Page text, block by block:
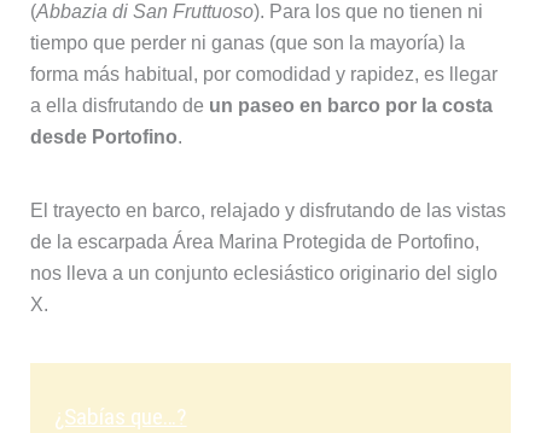
(Abbazia di San Fruttuoso). Para los que no tienen ni
tiempo que perder ni ganas (que son la mayoría) la
forma más habitual, por comodidad y rapidez, es llegar
a ella disfrutando de un paseo en barco por la costa
desde Portofino.
El trayecto en barco, relajado y disfrutando de las vistas
de la escarpada Área Marina Protegida de Portofino,
nos lleva a un conjunto eclesiástico originario del siglo
X.
¿Sabías que…?